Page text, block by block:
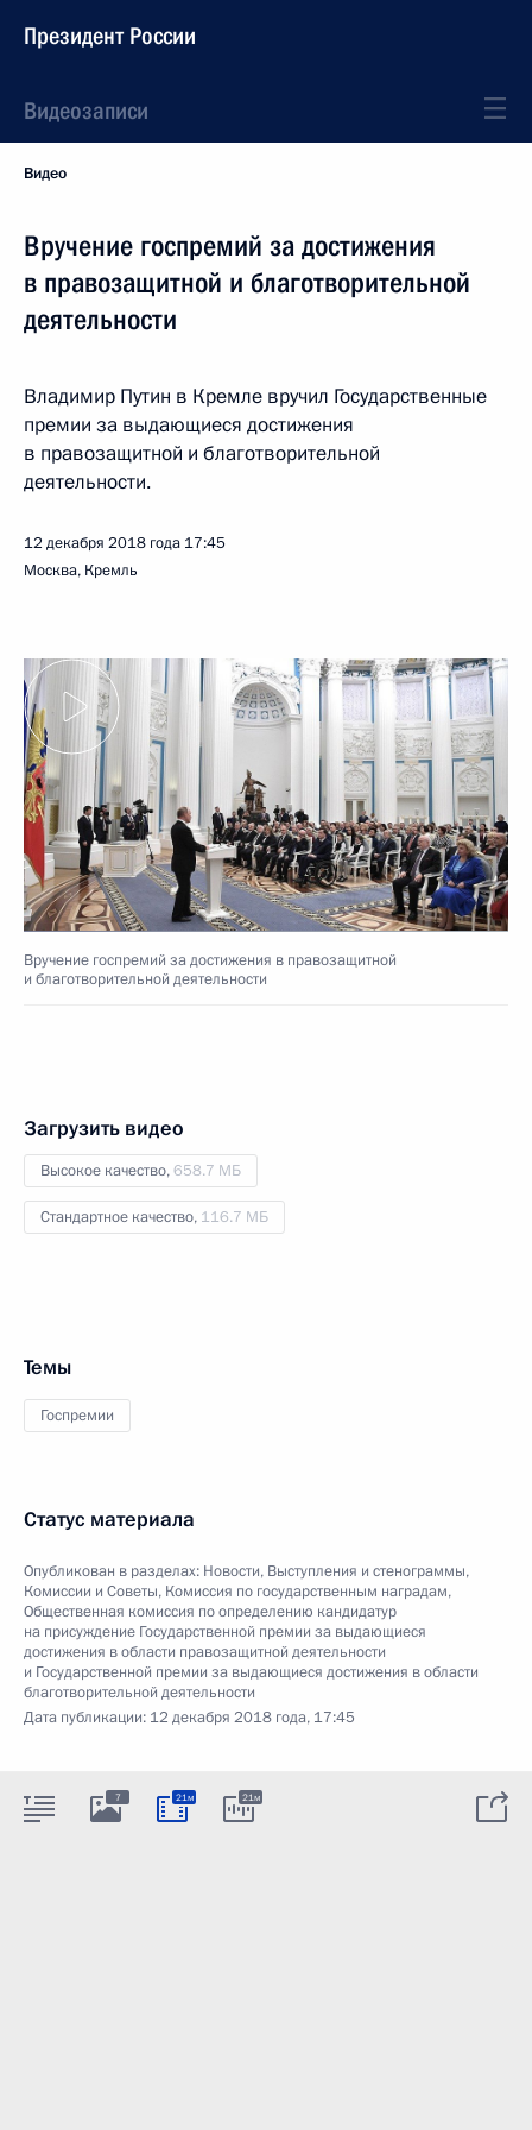
Президент России
Видеозаписи
Видео
Вручение госпремий за достижения
в правозащитной и благотворительной
деятельности
Владимир Путин в Кремле вручил Государственные
премии за выдающиеся достижения
в правозащитной и благотворительной
деятельности.
12 декабря 2018 года 17:45
Москва, Кремль
Вручение госпремий за достижения в правозащитной
и благотворительной деятельности
Загрузить видео
Высокое качество,658.7 МБ
Стандартное качество, 116.7 МБ
Темы
Госпремии
Статус материала
Опубликован в разделах: Новости, Выступления и стенограммы,
Комиссии и Советы, Комиссия по государственным наградам,
Общественная комиссия по определению кандидатур
на присуждение Государственной премии за выдающиеся
достижения в области правозащитной деятельности
и Государственной премии за выдающиеся достижения в области
благотворительной деятельности
Дата публикации: 12 декабря 2018 года, 17:45
7 21м 21м